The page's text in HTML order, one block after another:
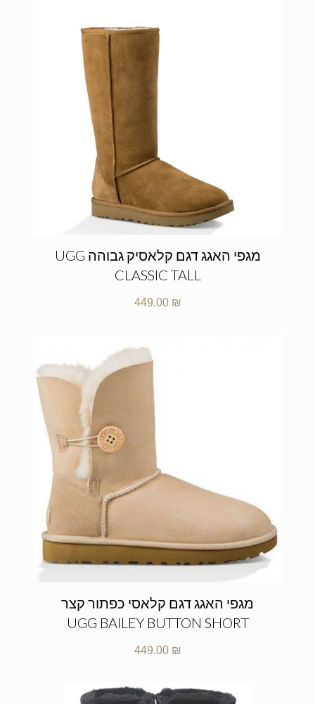
מגפי האגג דגם קלאסיק גבוהה UGG
CLASSIC TALL
449.00 ₪
מגפי האגג דגם קלאסי כפתור קצר
UGG BAILEY BUTTON SHORT
449.00 ₪